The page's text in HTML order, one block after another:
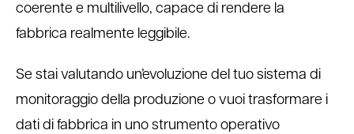
coerente e multilivello, capace di rendere la
fabbrica realmente leggibile.
Se stai valutando un’evoluzione del tuo sistema di
monitoraggio della produzione o vuoi trasformare i
dati di fabbrica in uno strumento operativo